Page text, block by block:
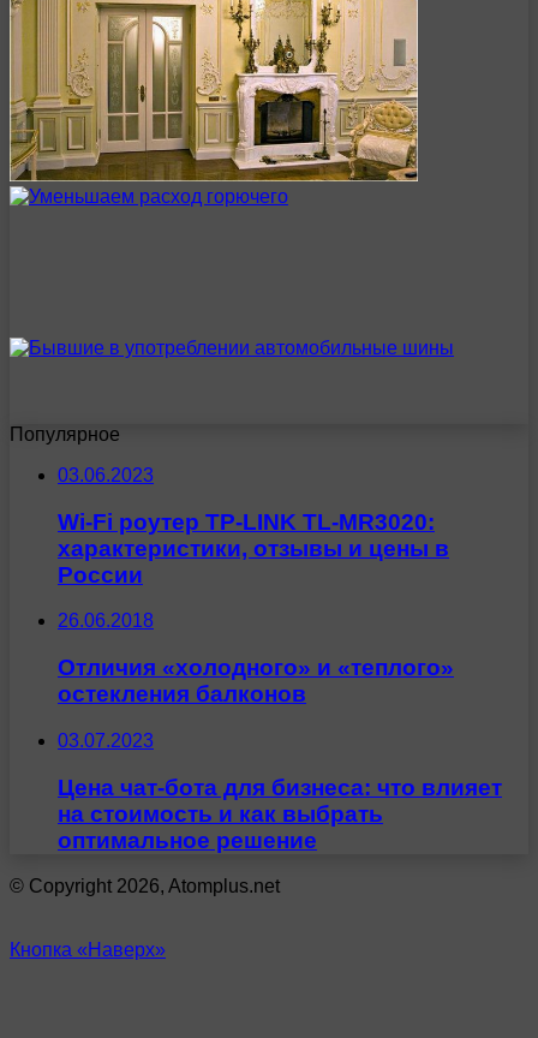
Популярное
03.06.2023
Wi-Fi роутер TP-LINK TL-MR3020:
характеристики, отзывы и цены в
России
26.06.2018
Отличия «холодного» и «теплого»
остекления балконов
03.07.2023
Цена чат-бота для бизнеса: что влияет
на стоимость и как выбрать
оптимальное решение
© Copyright 2026, Atomplus.net
Кнопка «Наверх»